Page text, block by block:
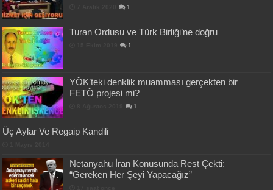
1
Turan Ordusu ve Türk Birliği’ne doğru
1
YÖK’teki denklik muamması gerçekten bir
FETÖ projesi mi?
1
Üç Aylar Ve Regaip Kandili
Netanyahu İran Konusunda Rest Çekti:
“Gereken Her Şeyi Yapacağız”